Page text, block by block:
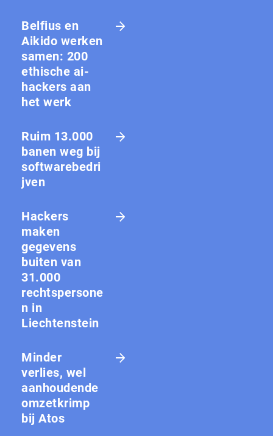
Belfius en
Aikido werken
samen: 200
ethische ai-
hackers aan
het werk
Ruim 13.000
banen weg bij
softwarebedri
jven
Hackers
maken
gegevens
buiten van
31.000
rechtspersone
n in
Liechtenstein
Minder
verlies, wel
aanhoudende
omzetkrimp
bij Atos